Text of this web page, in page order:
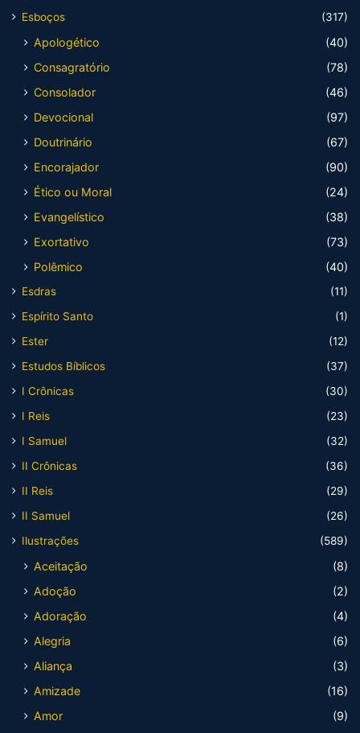
Esboços
(317)
Apologético
(40)
Consagratório
(78)
Consolador
(46)
Devocional
(97)
Doutrinário
(67)
Encorajador
(90)
Ético ou Moral
(24)
Evangelístico
(38)
Exortativo
(73)
Polêmico
(40)
Esdras
(11)
Espírito Santo
(1)
Ester
(12)
Estudos Bíblicos
(37)
I Crônicas
(30)
I Reis
(23)
I Samuel
(32)
II Crônicas
(36)
II Reis
(29)
II Samuel
(26)
Ilustrações
(589)
Aceitação
(8)
Adoção
(2)
Adoração
(4)
Alegria
(6)
Aliança
(3)
Amizade
(16)
Amor
(9)